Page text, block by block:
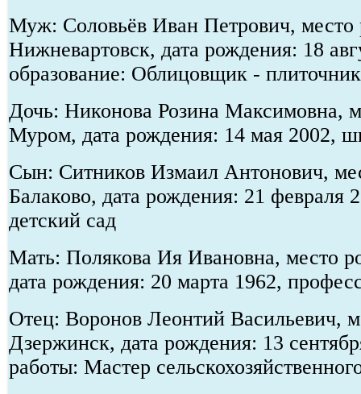
Муж: Соловьёв Иван Петрович, место
Нижневартовск, дата рождения: 18
образование: Облицовщик - плиточник
Дочь: Никонова Розина Максимовна,
Муром, дата рождения: 14 мая 2002,
Сын: Ситников Измаил Антонович,
Балаково, дата рождения: 21 февраля
детский сад
Мать: Полякова Ия Ивановна, место
дата рождения: 20 марта 1962,
Отец: Воронов Леонтий Васильевич,
Дзержинск, дата рождения: 13
работы: Мастер